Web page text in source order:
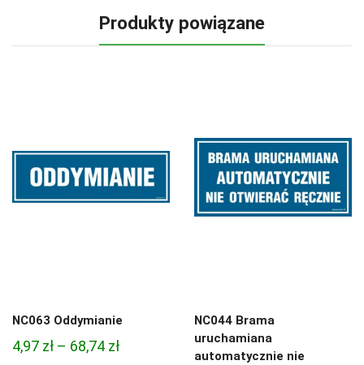
Produkty powiązane
NC063 Oddymianie
4,97 zł – 68,74 złZakres
NC044 Brama
uruchamiana
automatycznie nie